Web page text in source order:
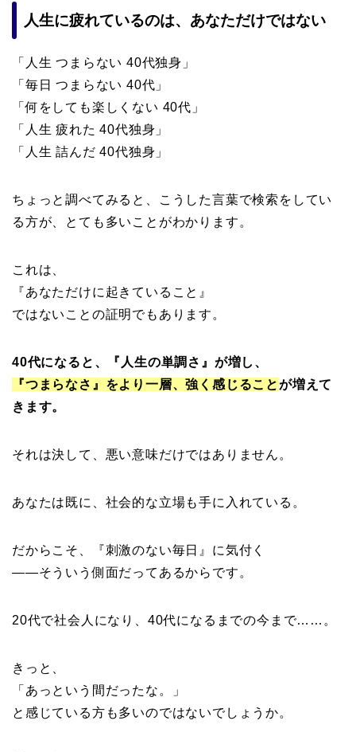
人生に疲れているのは、あなただけではない
「人生 つまらない 40代独身」
「毎日 つまらない 40代」
「何をしても楽しくない 40代」
「人生 疲れた 40代独身」
「人生 詰んだ 40代独身」
ちょっと調べてみると、こうした言葉で検索をしてい
る方が、とても多いことがわかります。
これは、
『あなただけに起きていること』
ではないことの証明でもあります。
40代になると、『人生の単調さ』 が増し、
『つまらなさ』 をより一層、強く感じることが増えて
きます。
それは決して、悪い意味だけではありません。
あなたは既に、社会的な立場も手に入れている。
だからこそ、『刺激のない毎日』 に気付く
——そういう側面だってあるからです。
20代で社会人になり、40代になるまでの今まで……。
きっと、
「あっという間だったな。」
と感じている方も多いのではないでしょうか。